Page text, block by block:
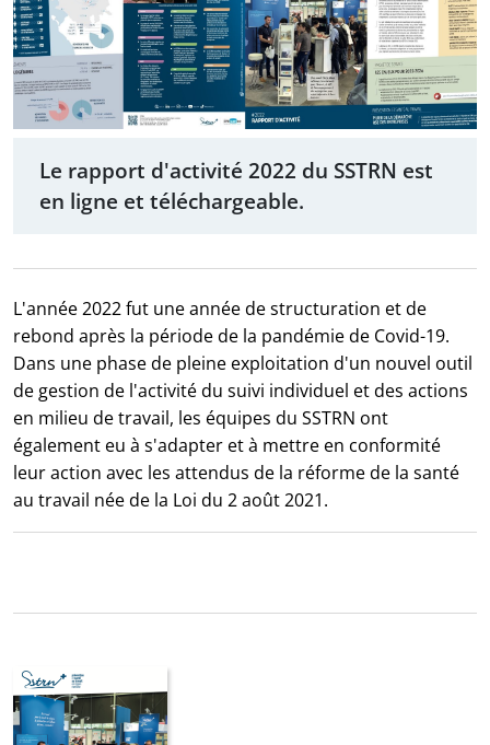
Le rapport d'activité 2022 du SSTRN est
en ligne et téléchargeable.
L'année 2022 fut une année de structuration et de
rebond après la période de la pandémie de Covid-19.
Dans une phase de pleine exploitation d'un nouvel outil
de gestion de l'activité du suivi individuel et des actions
en milieu de travail, les équipes du SSTRN ont
également eu à s'adapter et à mettre en conformité
leur action avec les attendus de la réforme de la santé
au travail née de la Loi du 2 août 2021.